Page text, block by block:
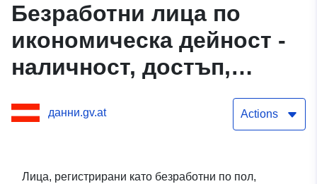
Безработни лица по
икономическа дейност -
наличност, достъп,
данни.gv.at Actions
Лица, регистрирани като безработни по пол,